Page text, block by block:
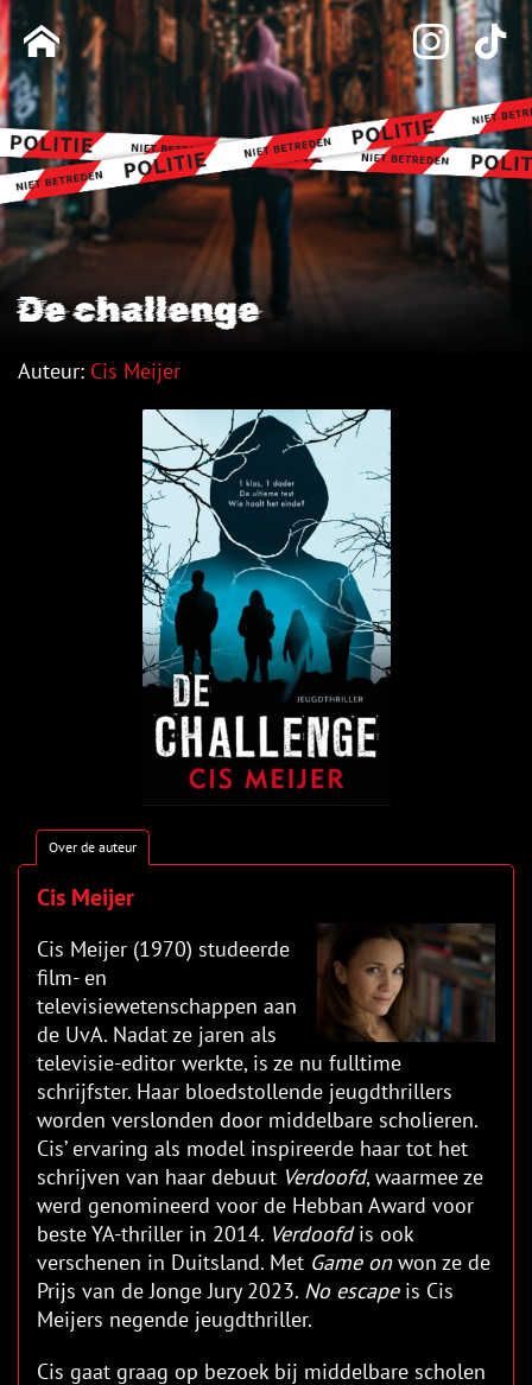
De challenge
Auteur: Cis Meijer
Over de auteur
Cis Meijer
Cis Meijer (1970) studeerde
film- en
televisiewetenschappen aan
de UvA. Nadat ze jaren als
televisie-editor werkte, is ze nu fulltime
schrijfster. Haar bloedstollende jeugdthrillers
worden verslonden door middelbare scholieren.
Cis’ ervaring als model inspireerde haar tot het
schrijven van haar debuut Verdoofd, waarmee ze
werd genomineerd voor de Hebban Award voor
beste YA-thriller in 2014. Verdoofdis ook
verschenen in Duitsland. Met Game onwon ze de
Prijs van de Jonge Jury 2023. No escapeis Cis
Meijers negende jeugdthriller.
Cis gaat graag op bezoek bij middelbare scholen